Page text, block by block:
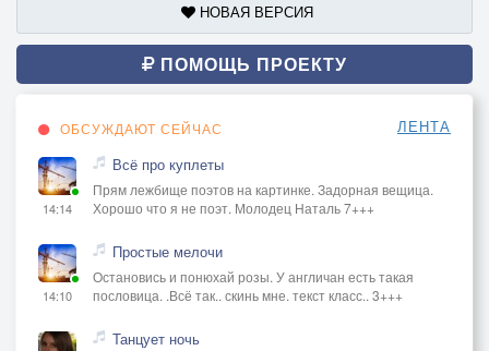
НОВАЯ ВЕРСИЯ
ПОМОЩЬ ПРОЕКТУ
ОБСУЖДАЮТ СЕЙЧАС ЛЕНТА
14:14
Всё про куплеты
Прям лежбище поэтов на картинке. Задорная вещица.
Хорошо что я не поэт. Молодец Наталь 7+++
14:10
Простые мелочи
Остановись и понюхай розы. У англичан есть такая
пословица. .Всё так.. скинь мне. текст класс.. 3+++
Танцует ночь